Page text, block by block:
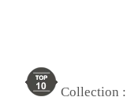
Collection :